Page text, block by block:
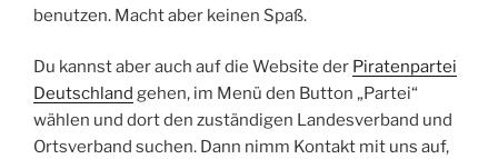
benutzen. Macht aber keinen Spaß.
Du kannst aber auch auf die Website der Piratenpartei
Deutschland gehen, im Menü den Button „Partei“
wählen und dort den zuständigen Landesverband und
Ortsverband suchen. Dann nimm Kontakt mit uns auf,